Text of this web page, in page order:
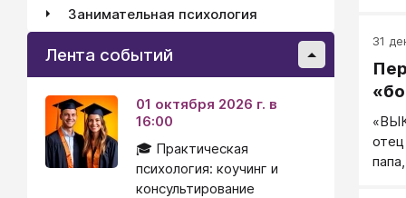
31
Занимательная психология
Лента событий
01 октября 2026 г. в
16:00
🎓 Практическая
психология: коучинг и
консультирование